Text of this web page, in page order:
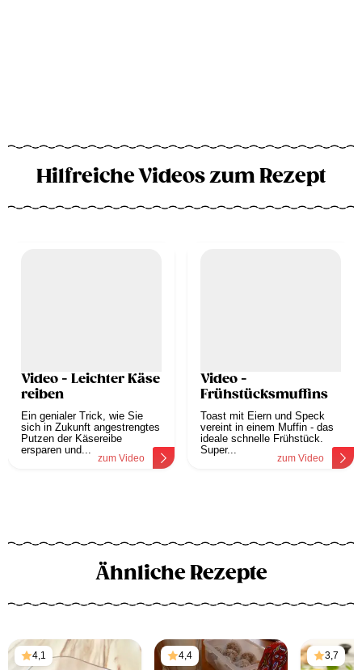
Hilfreiche Videos zum Rezept
Video - Leichter Käse
reiben
Ein genialer Trick, wie Sie
sich in Zukunft angestrengtes
Putzen der Käsereibe
ersparen und...
zum Video
Video -
Frühstücksmuffins
Toast mit Eiern und Speck
vereint in einem Muffin - das
ideale schnelle Frühstück.
Super...
zum Video
Ähnliche Rezepte
4,1 4,4 3,7